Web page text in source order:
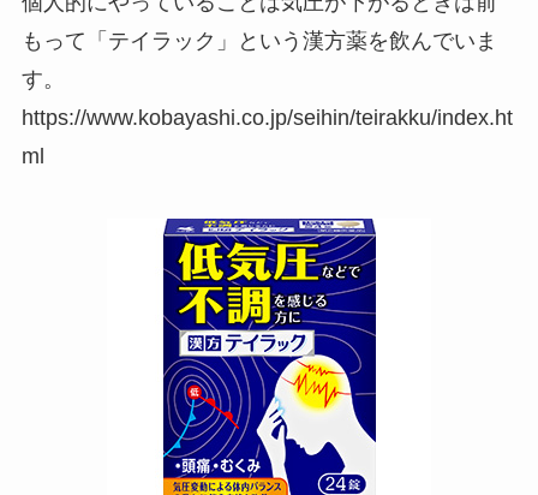
もって「テイラック」という漢方薬を飲んでいま
す。
https://www.kobayashi.co.jp/seihin/teirakku/index.ht
ml